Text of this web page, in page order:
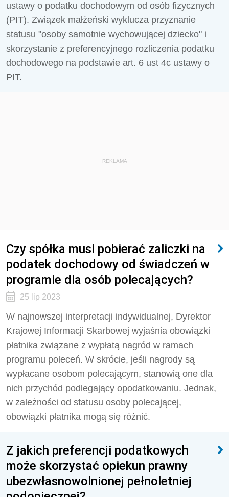
ustawy o podatku dochodowym od osób fizycznych
(PIT). Związek małżeński wyklucza przyznanie
statusu "osoby samotnie wychowującej dziecko" i
skorzystanie z preferencyjnego rozliczenia podatku
dochodowego na podstawie art. 6 ust 4c ustawy o
PIT.
REKLAMA
Czy spółka musi pobierać zaliczki na
podatek dochodowy od świadczeń w
programie dla osób polecających?
25 lip 2023
W najnowszej interpretacji indywidualnej, Dyrektor
Krajowej Informacji Skarbowej wyjaśnia obowiązki
płatnika związane z wypłatą nagród w ramach
programu poleceń. W skrócie, jeśli nagrody są
wypłacane osobom polecającym, stanowią one dla
nich przychód podlegający opodatkowaniu. Jednak,
w zależności od statusu osoby polecającej,
obowiązki płatnika mogą się różnić.
Z jakich preferencji podatkowych
może skorzystać opiekun prawny
ubezwłasnowolnionej pełnoletniej